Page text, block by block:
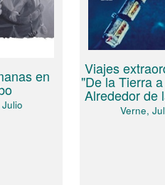
en Viajes
"De la Tierra
Alrededor de
Verne,